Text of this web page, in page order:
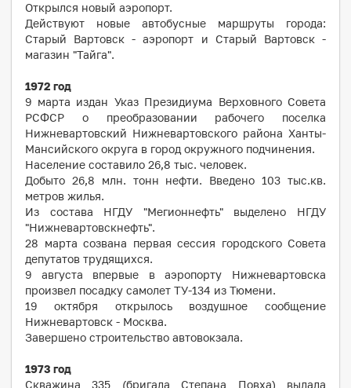
Открылся новый аэропорт.
Действуют новые автобусные маршруты города:
Старый Вартовск - аэропорт и Старый Вартовск -
магазин "Тайга".
1972 год
9 марта издан Указ Президиума Верховного Совета
РСФСР о преобразовании рабочего поселка
Нижневартовский Нижневартовского района Ханты-
Мансийского округа в город окружного подчинения.
Население составило 26,8 тыс. человек.
Добыто 26,8 млн. тонн нефти. Введено 103 тыс.кв.
метров жилья.
Из состава НГДУ "Мегионнефть" выделено НГДУ
"Нижневартовскнефть".
28 марта созвана первая сессия городского Совета
депутатов трудящихся.
9 августа впервые в аэропорту Нижневартовска
произвел посадку самолет ТУ-134 из Тюмени.
19 октября открылось воздушное сообщение
Нижневартовск - Москва.
Завершено строительство автовокзала.
1973 год
Скважина 335 (бригада Степана Повха) выдала